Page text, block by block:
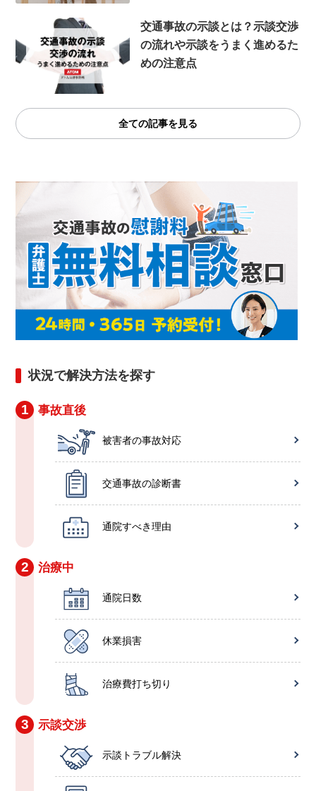
交通事故の示談とは？示談交渉
の流れや示談をうまく進めるた
めの注意点
全ての記事を見る
状況で解決方法を探す
1 事故直後
被害者の事故対応
交通事故の診断書
通院すべき理由
2 治療中
通院日数
休業損害
治療費打ち切り
3 示談交渉
示談トラブル解決